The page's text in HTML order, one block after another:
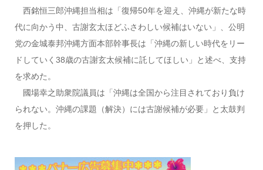
西銘恒三郎沖縄担当相は「復帰50年を迎え、沖縄が新たな時
代に向かう中、古謝玄太ほどふさわしい候補はいない」、公明
党の金城泰邦沖縄方面本部幹事長は「沖縄の新しい時代をリー
ドしていく38歳の古謝玄太候補に託してほしい」と述べ、支持
を求めた。
國場幸之助衆院議員は「沖縄は全国から注目されており負け
られない。沖縄の課題（解決）には古謝候補が必要」と太鼓判
を押した。